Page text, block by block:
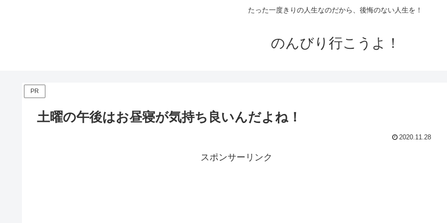
たった一度きりの人生なのだから、後悔のない人生を！
のんびり行こうよ！
PR
土曜の午後はお昼寝が気持ち良いんだよね！
2020.11.28
スポンサーリンク